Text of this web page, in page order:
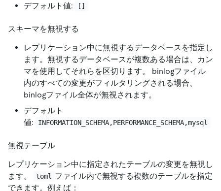
デフォルト値:
[]
スキーマを無視する
レプリケーション中に無視するデータベースを指定し
ます。無視するデータベースが複数ある場合は、カン
マを使用してそれらを区切ります。 binlogファイル
内のすべての変更がフィルタリングされる場合、
binlogファイル全体が無視されます。
デフォルト
値:
INFORMATION_SCHEMA,PERFORMANCE_SCHEMA,mysql
無視テーブル
レプリケーション中に指定されたテーブルの変更を無視し
ます。
toml
ファイル内で無視する複数のテーブルを指定
できます。例えば：